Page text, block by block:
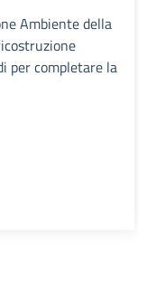
Ambiente della
per completare la